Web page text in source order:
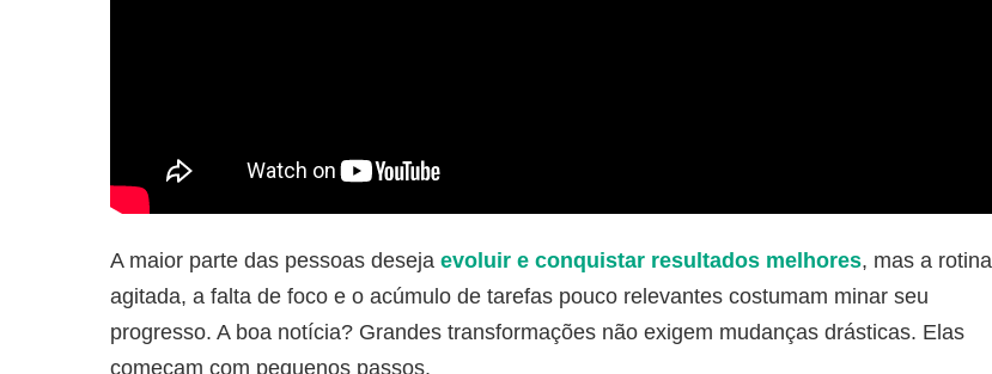
A maior parte das pessoas deseja evoluir e conquistar resultados melhores, mas a rotina
agitada, a falta de foco e o acúmulo de tarefas pouco relevantes costumam minar seu
progresso. A boa notícia? Grandes transformações não exigem mudanças drásticas. Elas
começam com pequenos passos.